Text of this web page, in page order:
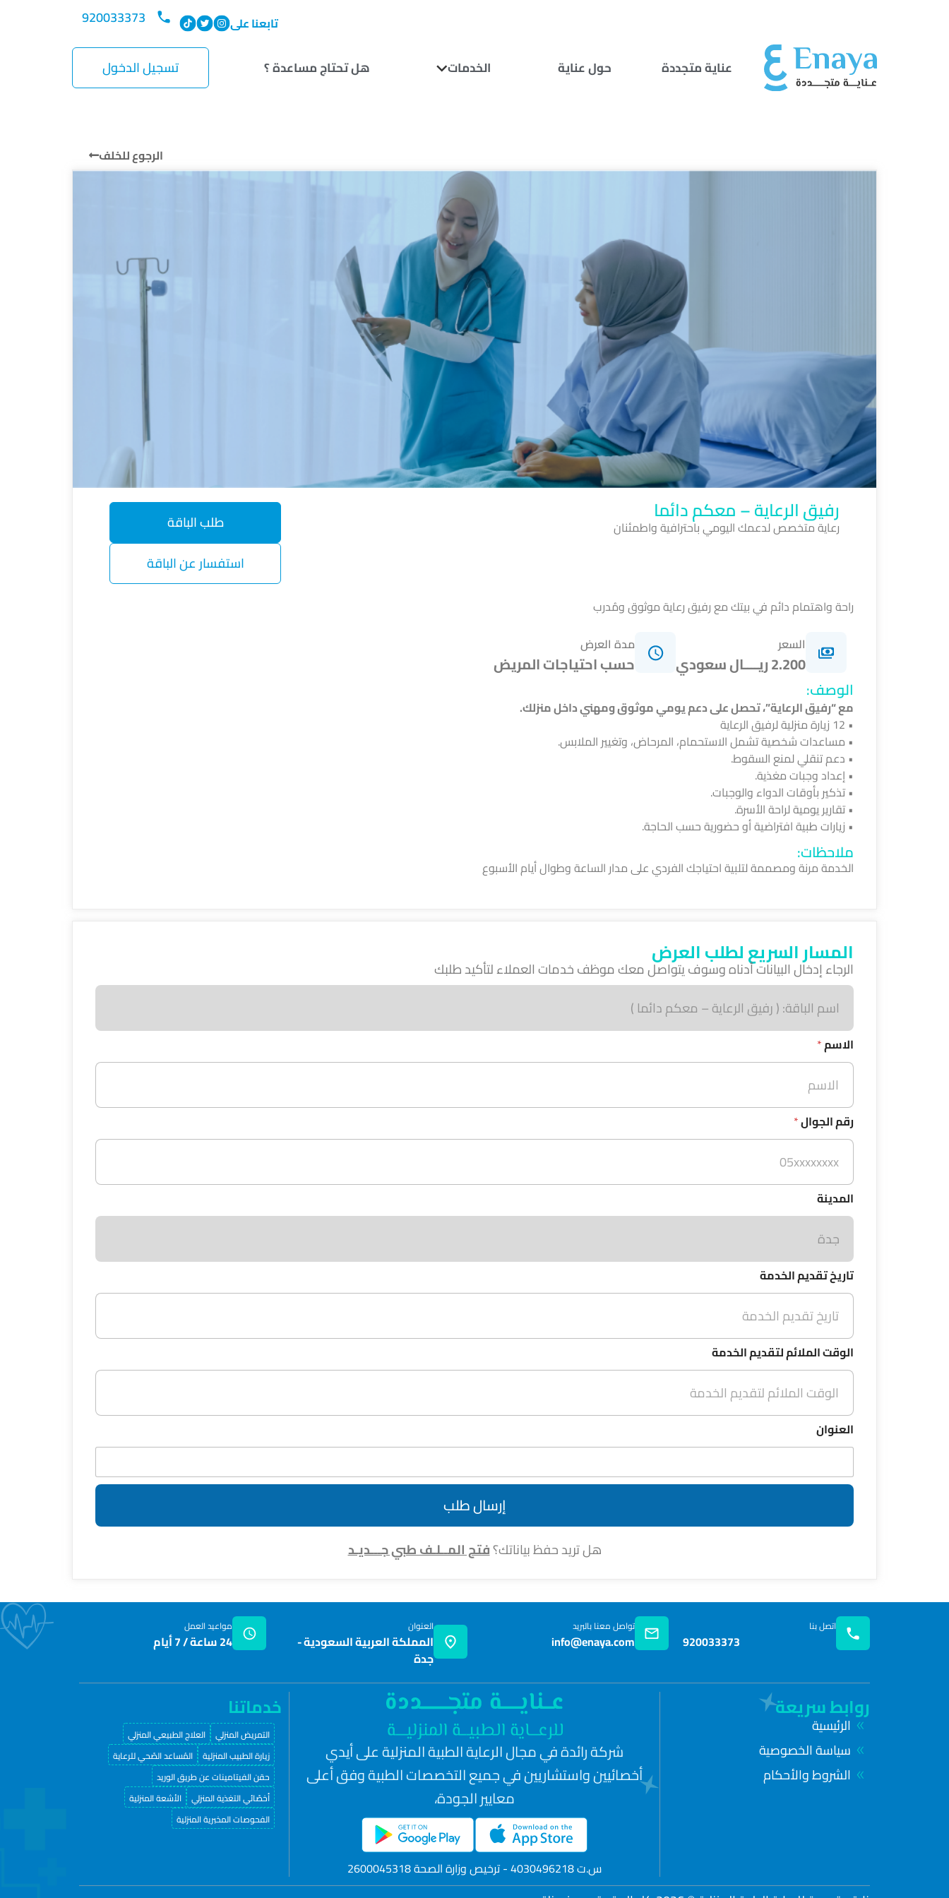
920033373 تابعنا على
عناية متجددة حول عناية الخدمات هل تحتاج مساعدة ؟ تسجيل الدخول
الرجوع للخلف
طلب الباقة
استفسار عن الباقة
رفيق الرعاية – معكم دائما
رعاية متخصص لدعمك اليومي باحترافية واطمئنان
راحة واهتمام دائم في بيتك مع رفيق رعاية موثوق ومُدرب
السعر
2.200 ريــــال سعودي
مدة العرض
حسب احتياجات المريض
الوصف:
مع “رفيق الرعاية”، تحصل على دعم يومي موثوق ومهني داخل منزلك.
• 12 زيارة منزلية لرفيق الرعاية
• مساعدات شخصية تشمل الاستحمام، المرحاض، وتغيير الملابس.
• دعم تنقلي لمنع السقوط.
• إعداد وجبات مغذية.
• تذكير بأوقات الدواء والوجبات.
• تقارير يومية لراحة الأسرة.
• زيارات طبية افتراضية أو حضورية حسب الحاجة.
ملاحظات:
الخدمة مرنة ومصممة لتلبية احتياجك الفردي على مدار الساعة وطوال أيام الأسبوع
المسار السريع لطلب العرض
الرجاء إدخال البيانات أدناه وسوف يتواصل معك موظف خدمات العملاء لتأكيد طلبك
ا
ا
ل
ب
ا
ة
الاسم*
رقم الجوال*
المدينة
تاريخ تقديم الخدمة
الوقت الملائم لتقديم الخدمة
العنوان
إرسال طلب
هل تريد حفظ بياناتك؟فتح المــلـف طبي جـــديـد
اتصل بنا
920033373
تواصل معنا بالبريد
info@enaya.com
العنوان
المملكة العربية السعودية -
جدة
مواعيد العمل
24 ساعة / 7 أيام
روابط سريعة
الرئيسية
سياسة الخصوصية
الشروط والأحكام
شركة رائدة في مجال الرعاية الطبية المنزلية على أيدي
أخصائيين واستشاريين في جميع التخصصات الطبية وفق أعلى
معايير الجودة،
س.ت 4030496218 - ترخيص وزارة الصحة 2600045318
خدماتنا
التمريض المنزلي
العلاج الطبيعي المنزلي
زيارة الطبيب المنزلية
المُساعد الصّحي للرعاية
حقن الفيتامينات عن طريق الوريد
أخصّائي التغذية المنزلي
الأشعة المنزلية
الفحوصات المخبرية المنزلية